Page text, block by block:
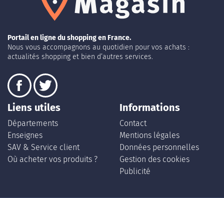
Portail en ligne du shopping en France.
Nous vous accompagnons au quotidien pour vos achats :
actualités shopping et bien d’autres services.
Liens utiles
Départements
Enseignes
SAV & Service client
Où acheter vos produits ?
Informations
Contact
Mentions légales
Données personnelles
Gestion des cookies
Publicité